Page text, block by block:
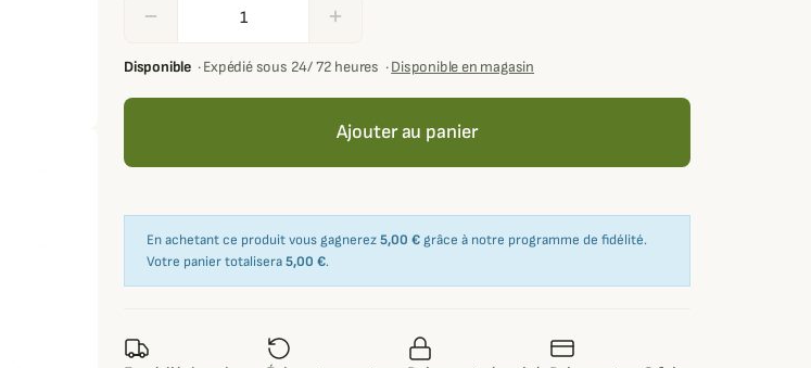
remove add
Disponible ·Expédié sous 24/ 72 heures ·Disponible en magasin
Ajouter au panier
En achetant ce produit vous gagnerez5,00 € grâce à notre programme de fidélité.
Votre panier totalisera5,00 €.